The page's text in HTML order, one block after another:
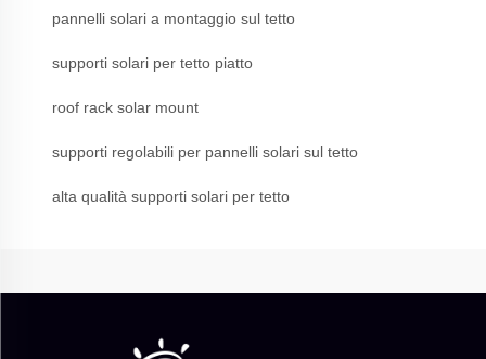
pannelli solari a montaggio sul tetto
supporti solari per tetto piatto
roof rack solar mount
supporti regolabili per pannelli solari sul tetto
alta qualità supporti solari per tetto